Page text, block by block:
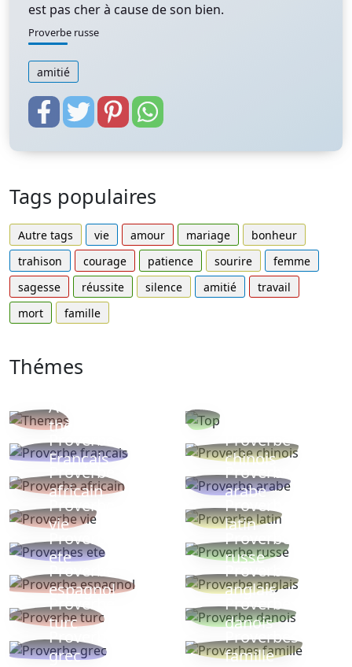
est pas cher à cause de son bien.
Proverbe russe
amitié
Tags populaires
Autre tags vie amour mariage
bonheur
trahison
courage patience sourire
femme
sagesse
réussite silence amitié
travail
mort
famille
Thémes
Autres
thèmes
Proverbe
Français
Proverbe
chinois
Proverbe
africain
Proverbe
arabe
Proverbe
vie
Proverbe
latin
Proverbes
ete
Proverbe
russe
Proverbe
espagnol
Proverbe
anglais
Proverbe
turc
Proverbe
danois
Proverbe
grec
Proverbes
famille